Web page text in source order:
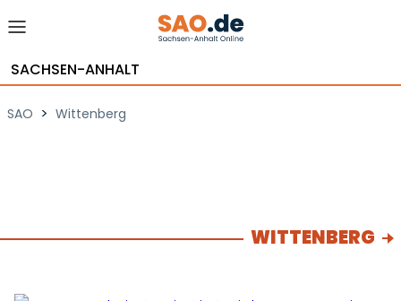
SACHSEN-ANHALT
SAO > Wittenberg
WITTENBERG